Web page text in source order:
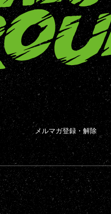
メルマガ登録・解除